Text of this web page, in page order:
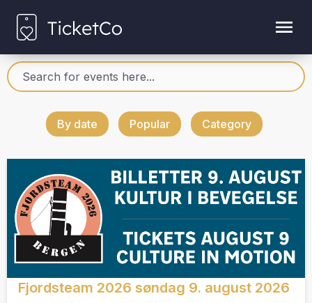
By date Popular Category
Fjordsteam 2026 søndag 9. august 2026